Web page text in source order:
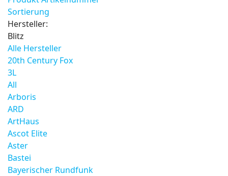
Sortierung
Hersteller:
Blitz
Alle Hersteller
20th Century Fox
3L
All
Arboris
ARD
ArtHaus
Ascot Elite
Aster
Bastei
Bayerischer Rundfunk